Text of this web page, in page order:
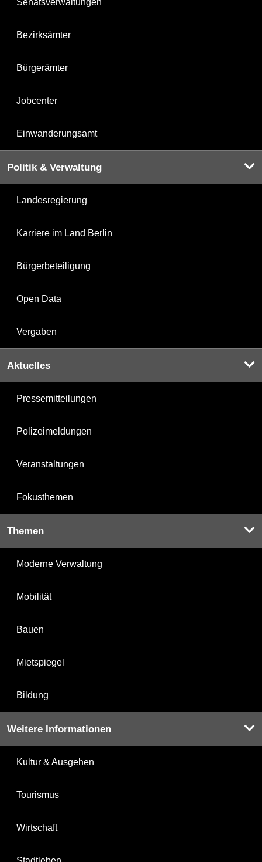
Senatsverwaltungen
Bezirksämter
Bürgerämter
Jobcenter
Einwanderungsamt
Politik & Verwaltung
Landesregierung
Karriere im Land Berlin
Bürgerbeteiligung
Open Data
Vergaben
Aktuelles
Pressemitteilungen
Polizeimeldungen
Veranstaltungen
Fokusthemen
Themen
Moderne Verwaltung
Mobilität
Bauen
Mietspiegel
Bildung
Weitere Informationen
Kultur & Ausgehen
Tourismus
Wirtschaft